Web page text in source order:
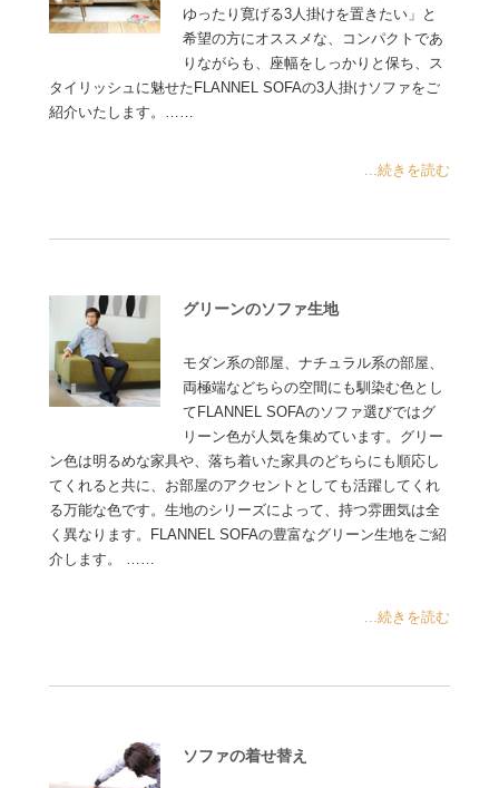
ゆったり寛げる3人掛けを置きたい」と
希望の方にオススメな、コンパクトであ
りながらも、座幅をしっかりと保ち、ス
タイリッシュに魅せたFLANNEL SOFAの3人掛けソファをご
紹介いたします。……
...続きを読む
グリーンのソファ生地
モダン系の部屋、ナチュラル系の部屋、
両極端などちらの空間にも馴染む色とし
てFLANNEL SOFAのソファ選びではグ
リーン色が人気を集めています。グリー
ン色は明るめな家具や、落ち着いた家具のどちらにも順応し
てくれると共に、お部屋のアクセントとしても活躍してくれ
る万能な色です。生地のシリーズによって、持つ雰囲気は全
く異なります。FLANNEL SOFAの豊富なグリーン生地をご紹
介します。 ……
...続きを読む
ソファの着せ替え